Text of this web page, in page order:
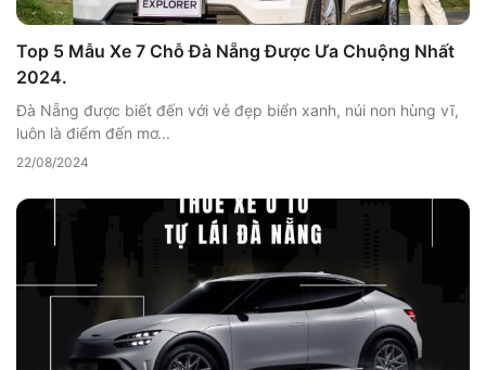
Top 5 Mẫu Xe 7 Chỗ Đà Nẵng Được Ưa Chuộng Nhất
2024.
Đà Nẵng được biết đến với vẻ đẹp biển xanh, núi non hùng vĩ,
luôn là điểm đến mơ...
22/08/2024